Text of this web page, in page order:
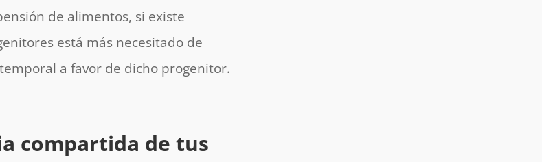
de alimentos, si existe
está más necesitado de
a favor de dicho progenitor.
compartida de tus